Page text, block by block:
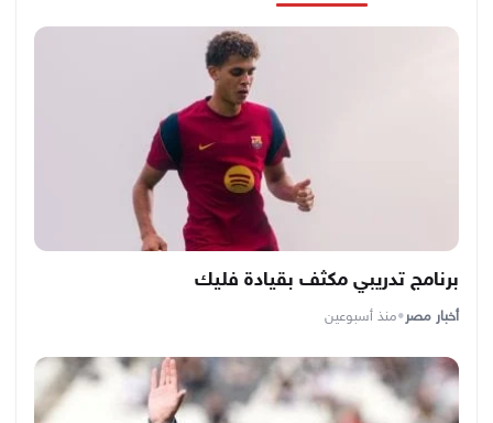
برنامج تدريبي مكثف بقيادة فليك
أخبار مصر•منذ أسبوعين